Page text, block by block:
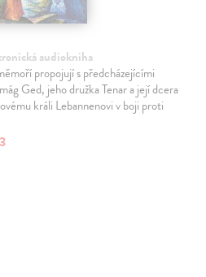
audiokniha
propojují s předcházejícími
Ged, jeho družka Tenar a její dcera
králi Lebannenovi v boji proti